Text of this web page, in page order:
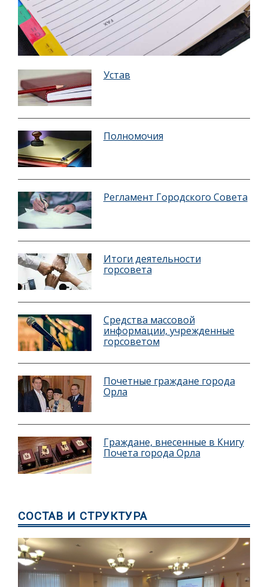
Устав
Полномочия
Регламент Городского Совета
Итоги деятельности
горсовета
Средства массовой
информации, учрежденные
горсоветом
Почетные граждане города
Орла
Граждане, внесенные в Книгу
Почета города Орла
СОСТАВ И СТРУКТУРА